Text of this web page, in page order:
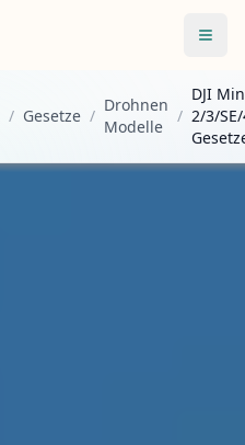
/ Gesetze /
Drohnen
Modelle
/
DJI
2/3/